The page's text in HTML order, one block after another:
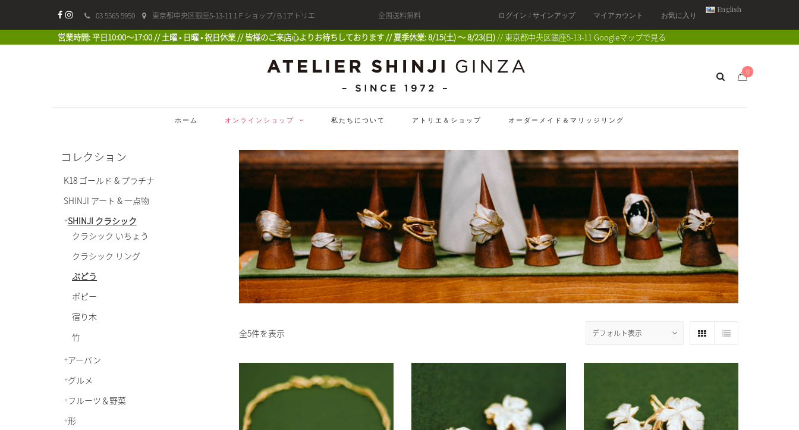
03 5565 5950 東京都中央区銀座5-13-11 1Ｆショップ/Ｂ1アトリエ 全国送料無料 ログイン / サインアップ マイアカウント お気に入り
English
営業時間: 平日10:00〜17:00 // 土曜 • 日曜 • 祝日休業 // 皆様のご来店心よりお待ちしております // 夏季休業: 8/15(土) 〜 8/23(日) // 東京都中央区銀座5-13-11Googleマップで見る
0
ホーム オンラインショップ 私たちについて アトリエ＆ショップ オーダーメイド＆マリッジリング
全5件を表示
コレクション
K18 ゴールド & プラチナ
SHINJI アート & 一点物
SHINJI クラシック
クラシック いちょう
クラシック リング
ぶどう
ポピー
宿り木
竹
アーバン
グルメ
フルーツ＆野菜
形